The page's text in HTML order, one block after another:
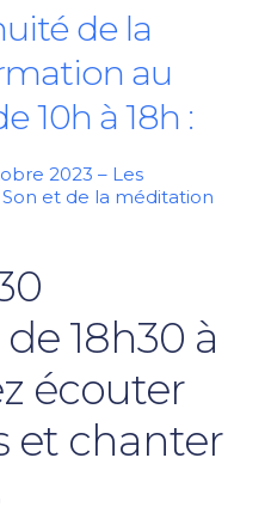
de la
au
10h à 18h :
2023 – Les
et de la méditation
18h30 à
écouter
et chanter